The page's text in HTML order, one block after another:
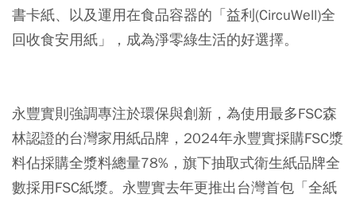
書卡紙、以及運用在食品容器的「益利(CircuWell)全
回收食安用紙」，成為淨零綠生活的好選擇。
永豐實則強調專注於環保與創新，為使用最多FSC森
林認證的台灣家用紙品牌，2024年永豐實採購FSC漿
料佔採購全漿料總量78%，旗下抽取式衛生紙品牌全
數採用FSC紙漿。永豐實去年更推出台灣首包「全紙